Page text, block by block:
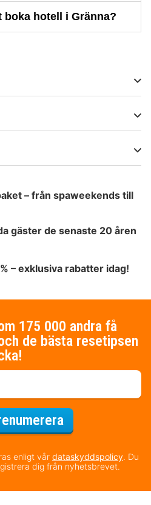
boka hotell i Gränna?
– från spaweekends till
gäster de senaste 20 åren
– exklusiva rabatter idag!
175 000 andra få
de bästa resetipsen
enligt vår dataskyddspolicy. Du
dig från nyhetsbrevet.